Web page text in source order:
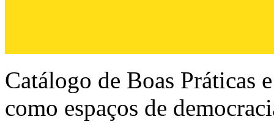
Catálogo de Boas Práticas
como espaços de